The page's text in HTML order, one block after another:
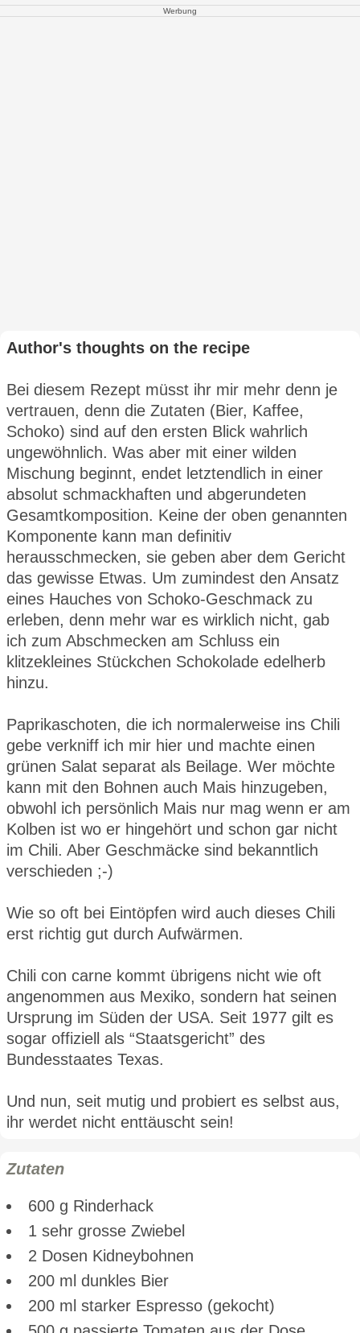
Werbung
Author's thoughts on the recipe
Bei diesem Rezept müsst ihr mir mehr denn je
vertrauen, denn die Zutaten (Bier, Kaffee,
Schoko) sind auf den ersten Blick wahrlich
ungewöhnlich. Was aber mit einer wilden
Mischung beginnt, endet letztendlich in einer
absolut schmackhaften und abgerundeten
Gesamtkomposition. Keine der oben genannten
Komponente kann man definitiv
herausschmecken, sie geben aber dem Gericht
das gewisse Etwas. Um zumindest den Ansatz
eines Hauches von Schoko-Geschmack zu
erleben, denn mehr war es wirklich nicht, gab
ich zum Abschmecken am Schluss ein
klitzekleines Stückchen Schokolade edelherb
hinzu.
Paprikaschoten, die ich normalerweise ins Chili
gebe verkniff ich mir hier und machte einen
grünen Salat separat als Beilage. Wer möchte
kann mit den Bohnen auch Mais hinzugeben,
obwohl ich persönlich Mais nur mag wenn er am
Kolben ist wo er hingehört und schon gar nicht
im Chili. Aber Geschmäcke sind bekanntlich
verschieden ;-)
Wie so oft bei Eintöpfen wird auch dieses Chili
erst richtig gut durch Aufwärmen.
Chili con carne kommt übrigens nicht wie oft
angenommen aus Mexiko, sondern hat seinen
Ursprung im Süden der USA. Seit 1977 gilt es
sogar offiziell als “Staatsgericht” des
Bundesstaates Texas.
Und nun, seit mutig und probiert es selbst aus,
ihr werdet nicht enttäuscht sein!
Zutaten
600 g Rinderhack
1 sehr grosse Zwiebel
2 Dosen Kidneybohnen
200 ml dunkles Bier
200 ml starker Espresso (gekocht)